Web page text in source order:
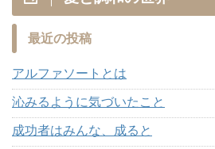
最近の投稿
アルファソートとは
沁みるように気づいたこと
成功者はみんな、成ると